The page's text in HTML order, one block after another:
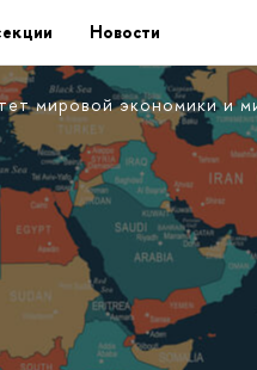
Новости
мировой экономики и